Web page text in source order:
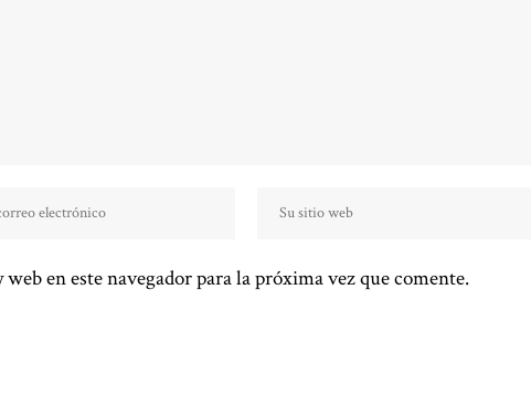
en este navegador para la próxima vez que comente.